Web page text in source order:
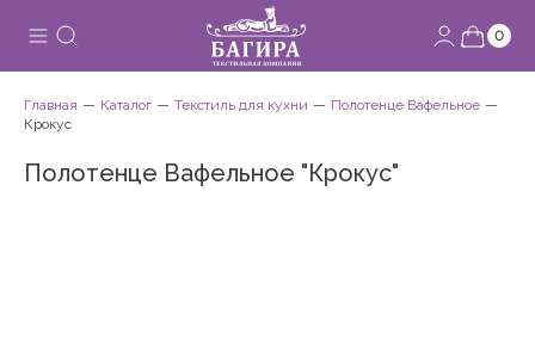
0
Главная Каталог Текстиль для кухни
Полотенце Вафельное
Крокус
Полотенце Вафельное "Крокус"